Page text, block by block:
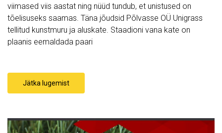
viimased viis aastat ning nüüd tundub, et unistused on
tõelisuseks saamas. Täna jõudsid Põlvasse OÜ Unigrass
tellitud kunstmuru ja aluskate. Staadioni vana kate on
plaanis eemaldada paari
Jätka lugemist